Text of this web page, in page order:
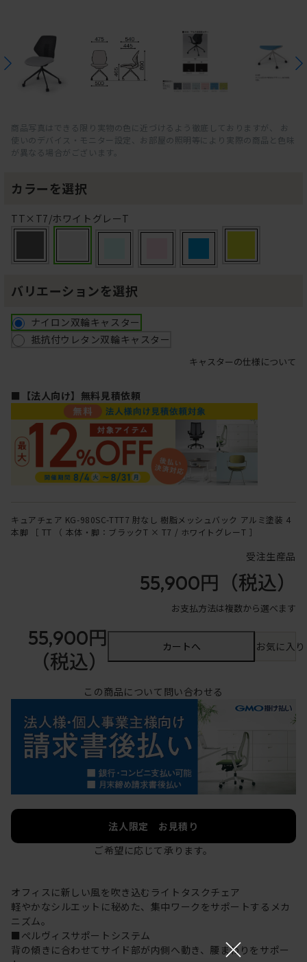
商品写真はできる限り実物の色に近づけるよう徹底しておりますが、 お
使いのデバイス・モニター設定、お部屋の照明等により実際の商品と色味
が異なる場合がございます。
カラーを選択
TT×T7/ホワイトグレーT
バリエーションを選択
ナイロン双輪キャスター
抵抗付ウレタン双輪キャスター
キャスターの仕様について
■【法人向け】無料見積依頼
キュアチェア KG-980SC-TTT7 肘なし 樹脂メッシュバック アルミ塗装 4
本脚 ［ TT （ 本体・脚：ブラックT × T7 / ホワイトグレーT ］
受注生産品
55,900円 （税込）
お支払方法は複数から選べます
55,900円
（税込）
カートへ お気に入
この商品について問い合わせる
法人限定 お見積り
ご希望に応じて承ります。
オフィスに新しい風を吹き込むライトタスクチェア
軽やかなシルエットに秘めた、集中ワークをサポートするメカ
ニズム。
■ぺルヴィスサポートシステム
背の傾きに合わせてサイド部が内側へ動き、腰まわりをサポー
×